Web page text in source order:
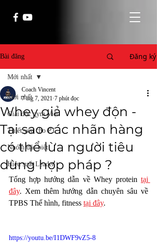
Bài đăng Đăng ký
Mới nhất
Giải độc gym Việt
Thiết yếu cho PT
Nhóm đặc biệt
Hiệu suất Leader
Mới nhất
Whey giả whey độn -
Tại sao các nhãn hàng
có thể lừa người tiêu
dùng hợp pháp ?
Coach Vincent
7 thg 7, 2021 7 phút đọc
Tổng hợp hướng dẫn về Whey protein tại
đây. Xem thêm hướng dẫn chuyên sâu về
TPBS Thể hình, fitness tại đây.
https://youtu.be/I1DWF9vZ5-8